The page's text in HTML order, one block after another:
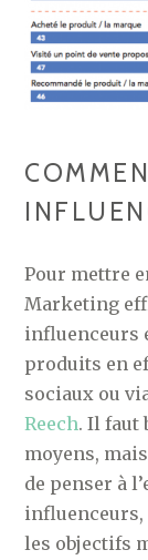
Pour mettre
Marketing
influenceurs
produits en
sociaux ou
Reech. Il faut
moyens,
de penser à
influenceurs,
les objectifs